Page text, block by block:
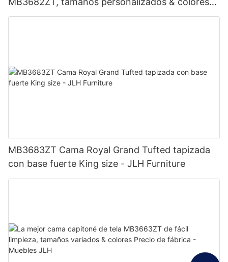
Precio de fábrica - Muebles JLH
MB3683ZT Cama Royal Grand Tufted tapizada
con base fuerte King size - JLH Furniture